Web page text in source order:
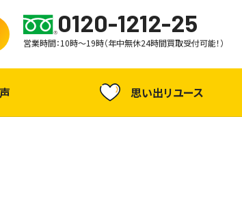
0120-1212-25
営業時間：10時～19時（年中無休24時間買取受付可能！）
思い出リユース